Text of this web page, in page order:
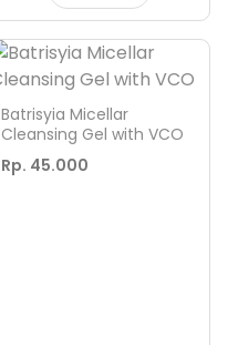
Batrisyia Micellar
Cleansing Gel with VCO
Rp. 45.000